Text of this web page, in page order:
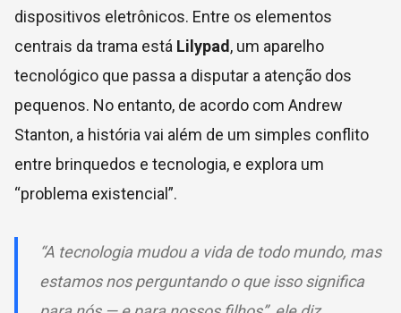
dispositivos eletrônicos. Entre os elementos
centrais da trama está Lilypad, um aparelho
tecnológico que passa a disputar a atenção dos
pequenos. No entanto, de acordo com Andrew
Stanton, a história vai além de um simples conflito
entre brinquedos e tecnologia, e explora um
“problema existencial”.
“A tecnologia mudou a vida de todo mundo, mas
estamos nos perguntando o que isso significa